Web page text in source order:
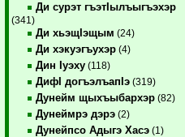
Ди сурэт гъэтIылъыгъэхэр
(341)
Ди хьэщIэщым (24)
Ди хэкуэгъухэр (4)
Дин Iуэху (118)
ДифI догъэлъапIэ (319)
Дунейм щыхъыбархэр (82)
Дунеймрэ дэрэ (2)
Дунейпсо Адыгэ Хасэ (1)